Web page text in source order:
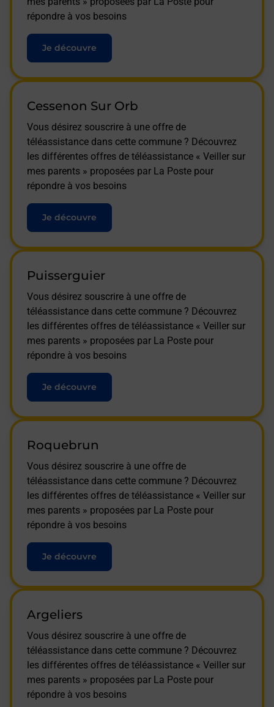
répondre à vos besoins
Je découvre
Cessenon Sur Orb
Vous désirez souscrire à une offre de
téléassistance dans cette commune ? Découvrez
les différentes offres de téléassistance « Veiller sur
mes parents » proposées par La Poste pour
répondre à vos besoins
Je découvre
Puisserguier
Vous désirez souscrire à une offre de
téléassistance dans cette commune ? Découvrez
les différentes offres de téléassistance « Veiller sur
mes parents » proposées par La Poste pour
répondre à vos besoins
Je découvre
Roquebrun
Vous désirez souscrire à une offre de
téléassistance dans cette commune ? Découvrez
les différentes offres de téléassistance « Veiller sur
mes parents » proposées par La Poste pour
répondre à vos besoins
Je découvre
Argeliers
Vous désirez souscrire à une offre de
téléassistance dans cette commune ? Découvrez
les différentes offres de téléassistance « Veiller sur
mes parents » proposées par La Poste pour
répondre à vos besoins